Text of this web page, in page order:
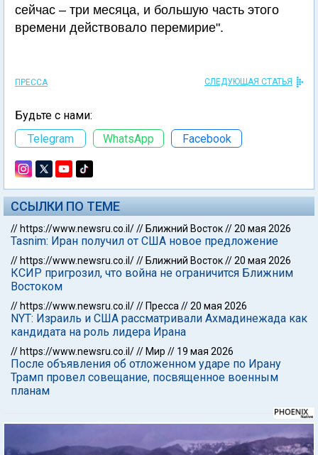
сейчас – три месяца, и большую часть этого
времени действовало перемирие".
ПРЕССА СЛЕДУЮЩАЯ СТАТЬЯ
Будьте с нами:
Telegram
WhatsApp Facebook
ССЫЛКИ ПО ТЕМЕ
// https://www.newsru.co.il/// Ближний Восток//20 мая 2026
Tasnim: Иран получил от США новое предложение
// https://www.newsru.co.il/// Ближний Восток//20 мая 2026
КСИР пригрозил, что война не ограничится Ближним
Востоком
// https://www.newsru.co.il/// Пресса //20 мая 2026
NYT: Израиль и США рассматривали Ахмадинежада как
кандидата на роль лидера Ирана
// https://www.newsru.co.il/// Мир // 19 мая 2026
После объявления об отложенном ударе по Ирану
Трамп провел совещание, посвященное военным
планам